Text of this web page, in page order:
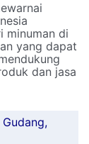
minuman di
yang dapat
dan jasa